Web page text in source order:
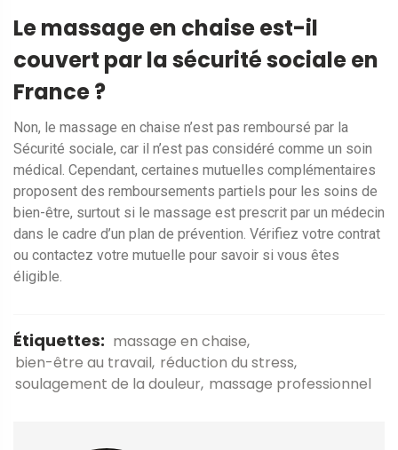
Le massage en chaise est-il
couvert par la sécurité sociale en
France ?
Non, le massage en chaise n’est pas remboursé par la
Sécurité sociale, car il n’est pas considéré comme un soin
médical. Cependant, certaines mutuelles complémentaires
proposent des remboursements partiels pour les soins de
bien-être, surtout si le massage est prescrit par un médecin
dans le cadre d’un plan de prévention. Vérifiez votre contrat
ou contactez votre mutuelle pour savoir si vous êtes
éligible.
Étiquettes: massage en chaise
bien-être au travail réduction du stress
soulagement de la douleur massage professionnel